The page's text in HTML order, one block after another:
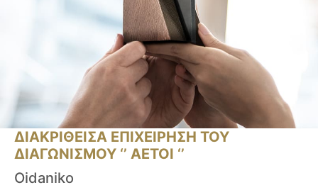
ΔΙΑΚΡΙΘΕΙΣΑ ΕΠΙΧΕΙΡΗΣΗ ΤΟΥ
ΔΙΑΓΩΝΙΣΜΟΥ ‘’ ΑΕΤΟΙ ‘’
Oidaniko